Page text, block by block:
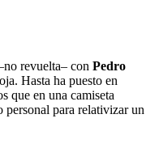
revuelta– con Pedro
Hasta ha puesto en
que en una camiseta
personal para relativizar un